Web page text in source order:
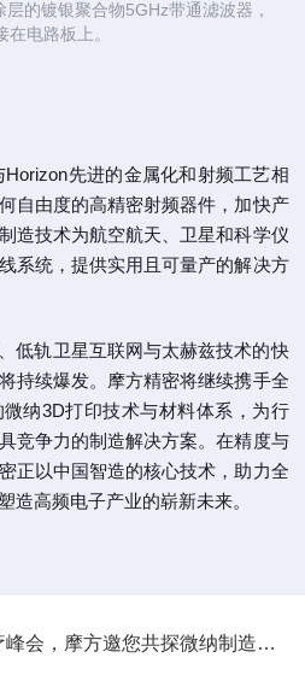
的镀银聚合物5GHz带通滤波器，
在电路板上。
先进的金属化和射频工艺相
自由度的高精密射频器件，加快产
造技术为航空航天、卫星和科学仪
系统，提供实用且可量产的解决方
低轨卫星互联网与太赫兹技术的快
持续爆发。摩方精密将继续携手全
纳3D打印技术与材料体系，为行
竞争力的制造解决方案。在精度与
正以中国智造的核心技术，助力全
造高频电子产业的崭新未来。
相约苏州医疗峰会，摩方邀您共探微纳制造生命科学新机遇